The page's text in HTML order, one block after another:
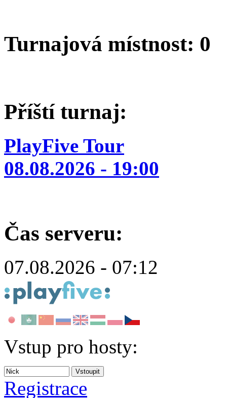
Turnajová místnost: 0
Příští turnaj:
PlayFive Tour
08.08.2026 - 19:00
Čas serveru:
07.08.2026 - 07:12
Vstup pro hosty:
Registrace